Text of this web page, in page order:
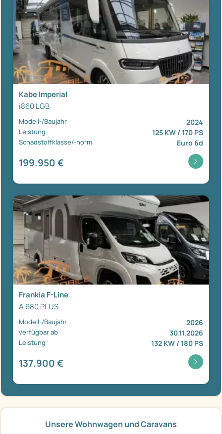
Kabe Imperial
i860 LGB
Modell-/Baujahr 2024
Leistung 125 KW / 170 PS
Schadstoffklasse/-norm Euro 6d
199.950 €
Frankia F-Line
A 680 PLUS
Modell-/Baujahr 2026
verfügbar ab 30.11.2026
Leistung 132 KW / 180 PS
137.900 €
Unsere Wohnwagen und Caravans